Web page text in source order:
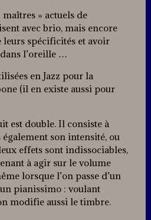
» actuels de
avec brio, mais encore
spécificités et avoir
l’oreille …
en Jazz pour la
(il en existe aussi pour
est double. Il consiste à
son intensité, ou
effets sont indissociables,
à agir sur le volume
lorsque l’on passe d’un
pianissimo : voulant
modifie aussi le timbre.